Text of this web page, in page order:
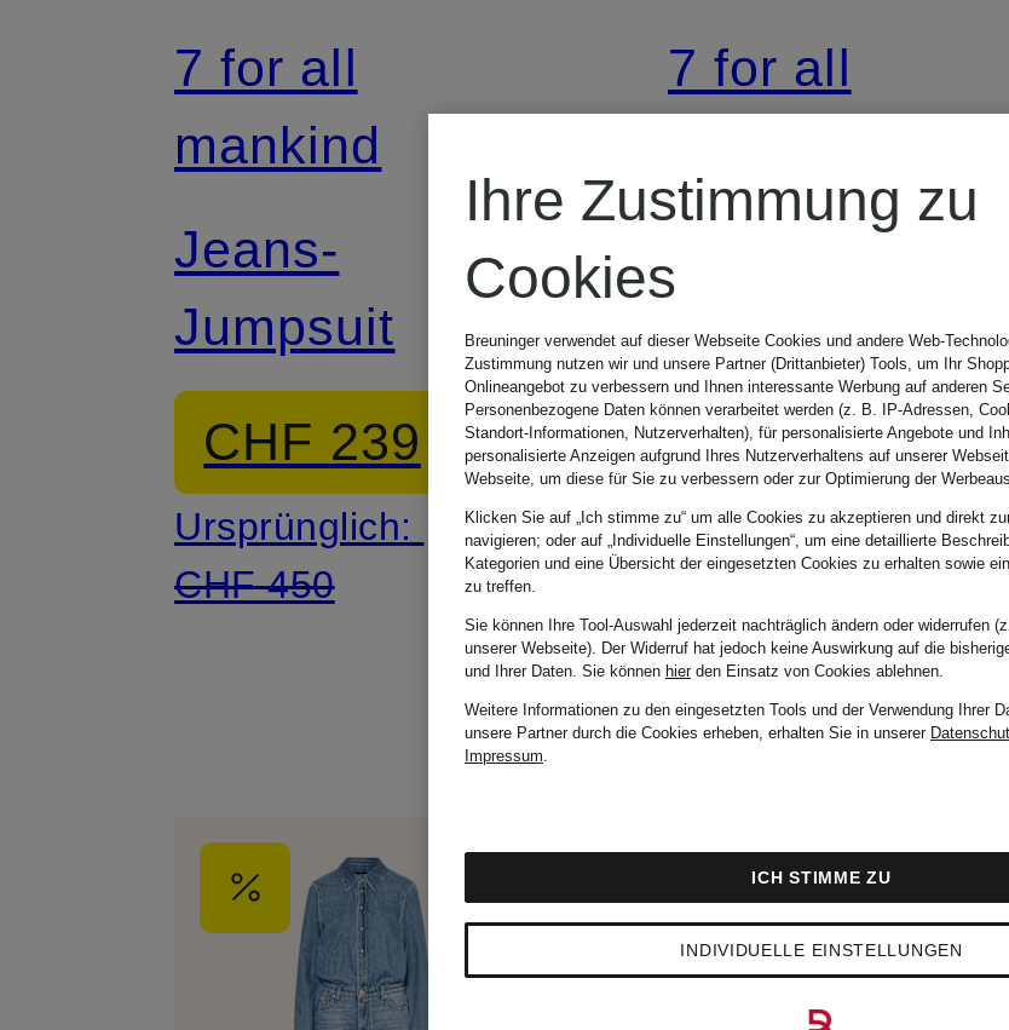
7 for all
mankind
Jeans-
Jumpsuit
CHF 239
Ursprünglich:
CHF 450
7 for all
Jumpsuit
HALONA in
Jeansoptik
CHF 229
Ursprünglich:
CHF 330
Ihre Zustimmung zu
Cookies
Breuninger verwendet auf dieser Webseite Cookies und andere Web-
Zustimmung nutzen wir und unsere Partner (Drittanbieter) Tools, um Ihr
Onlineangebot zu verbessern und Ihnen interessante Werbung auf anderen
Personenbezogene Daten können verarbeitet werden (z. B. IP-Adressen,
Standort-Informationen, Nutzerverhalten), für personalisierte Angebote und
personalisierte Anzeigen aufgrund Ihres Nutzerverhaltens auf unserer
Webseite, um diese für Sie zu verbessern oder zur Optimierung der
Klicken Sie auf „Ich stimme zu“ um alle Cookies zu akzeptieren und direkt
navigieren; oder auf „Individuelle Einstellungen“, um eine detaillierte
Kategorien und eine Übersicht der eingesetzten Cookies zu erhalten sowie
zu treffen.
Sie können Ihre Tool-Auswahl jederzeit nachträglich ändern oder widerrufen
unserer Webseite). Der Widerruf hat jedoch keine Auswirkung auf die
und Ihrer Daten. Sie können hierden Einsatz von Cookies ablehnen.
Weitere Informationen zu den eingesetzten Tools und der Verwendung Ihrer
unsere Partner durch die Cookies erheben, erhalten Sie in unserer
Impressum.
INDIVIDUELLE EINSTELLUNGEN
ICH STIMME ZU